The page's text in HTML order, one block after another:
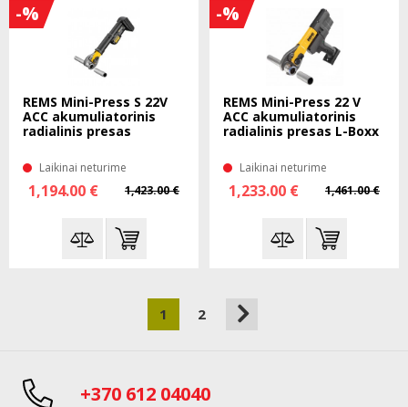
-%
REMS Mini-Press S 22V
ACC akumuliatorinis
radialinis presas
Laikinai neturime
1,423.00 €
1,194.00 €
-%
REMS Mini-Press 22 V
ACC akumuliatorinis
radialinis presas L-Boxx
Laikinai neturime
1,461.00 €
1,233.00 €
1 2
+370 612 04040